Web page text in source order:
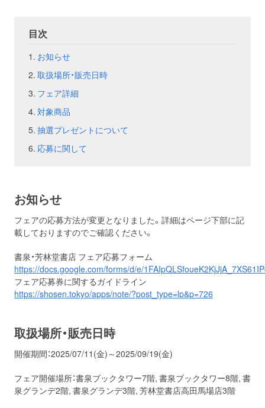
目次
お知らせ
取扱場所・販売日時
フェア詳細
対象商品
抽選プレゼントについて
応募に関して
お知らせ
フェアの応募方法が変更となりました。詳細はページ下部に記
載しておりますのでご確認ください。
書泉・芳林堂書店 フェア応募フォーム
https://docs.google.com/forms/d/e/
フェア応募券に関するガイドライン
https://shosen.tokyo/apps/note/?post_type=lp&p=726
取扱場所・販売日時
開催期間：2025/07/11(金)～2025/09/19(金)
フェア開催場所：書泉ブックタワー7階, 書泉ブックタワー8階, 書
泉グランデ2階, 書泉グランデ3階, 芳林堂書店高田馬場店3階